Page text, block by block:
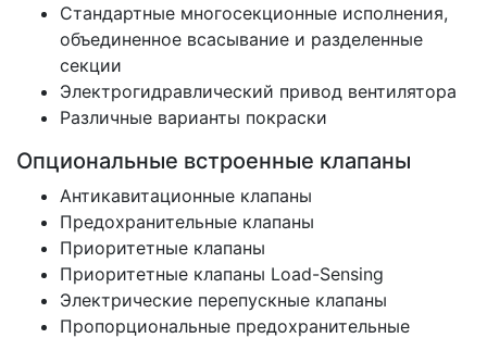
Стандартные многосекционные исполнения,
объединенное всасывание и разделенные
секции
Электрогидравлический привод вентилятора
Различные варианты покраски
Опциональные встроенные клапаны
Антикавитационные клапаны
Предохранительные клапаны
Приоритетные клапаны
Приоритетные клапаны Load-Sensing
Электрические перепускные клапаны
Пропорциональные предохранительные